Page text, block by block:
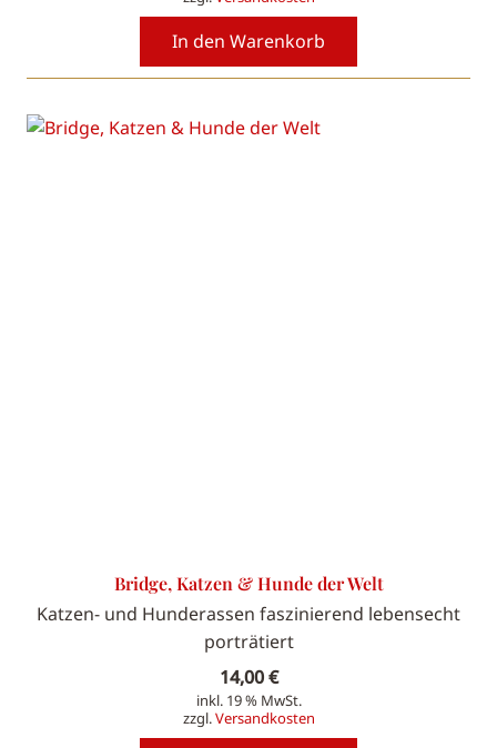
In den Warenkorb
Bridge, Katzen & Hunde der Welt
Katzen- und Hunderassen faszinierend lebensecht
porträtiert
14,00€
inkl. 19 % MwSt.
zzgl.Versandkosten